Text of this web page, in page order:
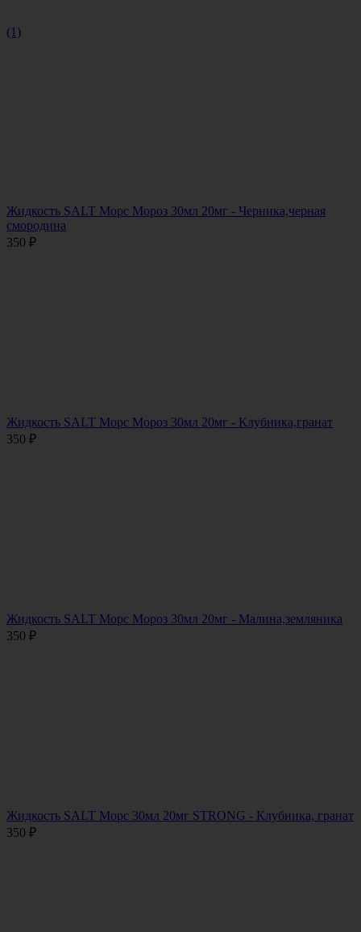
(1)
Жидкость SALT Морс Мороз 30мл 20мг - Черника,черная
смородина
350 ₽
Жидкость SALT Морс Мороз 30мл 20мг - Клубника,гранат
350 ₽
Жидкость SALT Морс Мороз 30мл 20мг - Малина,земляника
350 ₽
Жидкость SALT Морс 30мл 20мг STRONG - Клубника, гранат
350 ₽